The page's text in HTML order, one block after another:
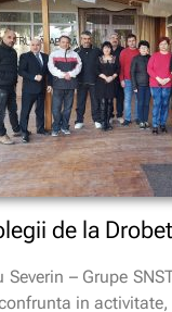
de la
– Grupe
in